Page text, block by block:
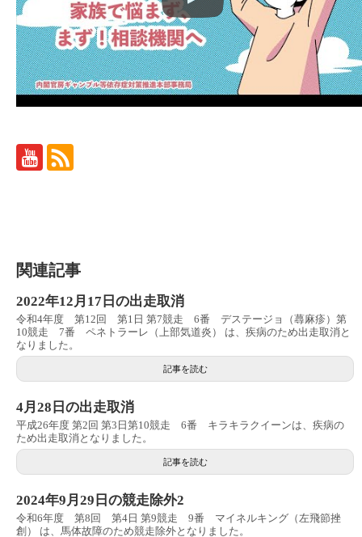
関連記事
2022年12月17日の出走取消
令和4年度 第12回 第1日 第7競走 6番 デステージョ（蕁麻疹）第
10競走 7番 ペネトラーレ（上部気道炎） は、疾病のため出走取消と
なりました。
記事を読む
4月28日の出走取消
平成26年度 第2回 第3日第10競走 6番 キラキラクイーンは、疾病の
ため出走取消となりました。
記事を読む
2024年9月29日の競走除外2
令和6年度 第8回 第4日 第9競走 9番 マイネルキング（左飛節挫
創） は、馬体故障のため競走除外となりました。